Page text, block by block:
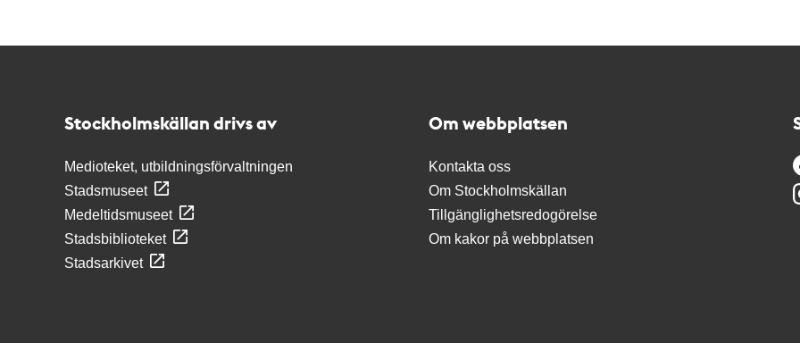
Stockholmskällan drivs av
Medioteket, utbildningsförvaltningen
Stadsmuseet
Medeltidsmuseet
Stadsbiblioteket
Stadsarkivet
Om webbplatsen
Kontakta oss
Om Stockholmskällan
Tillgänglighetsredogörelse
Om kakor på webbplatsen